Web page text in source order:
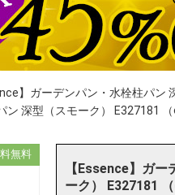
】ガーデンパン・水栓柱パン
深型（スモーク） E327181 （
無料
【Essence】ガ
ーク） E327181